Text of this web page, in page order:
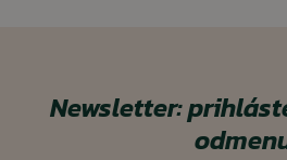
Newsletter: